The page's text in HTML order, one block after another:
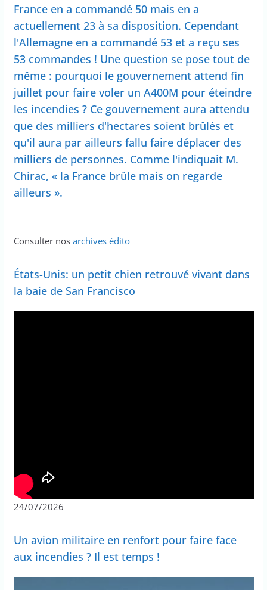
France en a commandé 50 mais en a
actuellement 23 à sa disposition. Cependant
l'Allemagne en a commandé 53 et a reçu ses
53 commandes ! Une question se pose tout de
même : pourquoi le gouvernement attend fin
juillet pour faire voler un A400M pour éteindre
les incendies ? Ce gouvernement aura attendu
que des milliers d'hectares soient brûlés et
qu'il aura par ailleurs fallu faire déplacer des
milliers de personnes. Comme l'indiquait M.
Chirac, « la France brûle mais on regarde
ailleurs ».
Consulter nos archives édito
États-Unis: un petit chien retrouvé vivant dans
la baie de San Francisco
24/07/2026
Un avion militaire en renfort pour faire face
aux incendies ? Il est temps !